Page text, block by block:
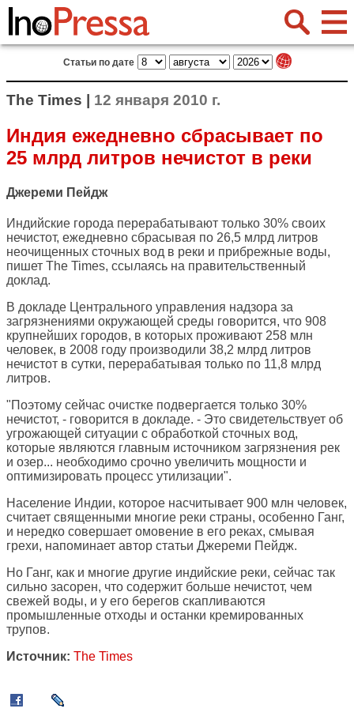
Статьи по дате
The Times | 12 января 2010 г.
Индия ежедневно сбрасывает по
25 млрд литров нечистот в реки
Джереми Пейдж
Индийские города перерабатывают только 30% своих
нечистот, ежедневно сбрасывая по 26,5 млрд литров
неочищенных сточных вод в реки и прибрежные воды,
пишет The Times, ссылаясь на правительственный
доклад.
В докладе Центрального управления надзора за
загрязнениями окружающей среды говорится, что 908
крупнейших городов, в которых проживают 258 млн
человек, в 2008 году производили 38,2 млрд литров
нечистот в сутки, перерабатывая только по 11,8 млрд
литров.
"Поэтому сейчас очистке подвергается только 30%
нечистот, - говорится в докладе. - Это свидетельствует об
угрожающей ситуации с обработкой сточных вод,
которые являются главным источником загрязнения рек
и озер... необходимо срочно увеличить мощности и
оптимизировать процесс утилизации".
Население Индии, которое насчитывает 900 млн человек,
считает священными многие реки страны, особенно Ганг,
и нередко совершает омовение в его реках, смывая
грехи, напоминает автор статьи Джереми Пейдж.
Но Ганг, как и многие другие индийские реки, сейчас так
сильно засорен, что содержит больше нечистот, чем
свежей воды, и у его берегов скапливаются
промышленные отходы и останки кремированных
трупов.
Источник: The Times